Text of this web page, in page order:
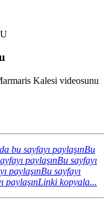
Kalesi videosunu
bu sayfayı paylaşınBu
paylaşınBu sayfayı
paylaşınBu sayfayı
paylaşınLinki kopyala...